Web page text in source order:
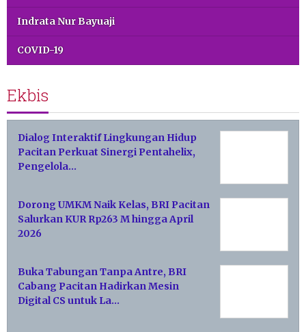
Indrata Nur Bayuaji
COVID-19
Ekbis
Dialog Interaktif Lingkungan Hidup
Pacitan Perkuat Sinergi Pentahelix,
Pengelola…
Dorong UMKM Naik Kelas, BRI Pacitan
Salurkan KUR Rp263 M hingga April
2026
Buka Tabungan Tanpa Antre, BRI
Cabang Pacitan Hadirkan Mesin
Digital CS untuk La…